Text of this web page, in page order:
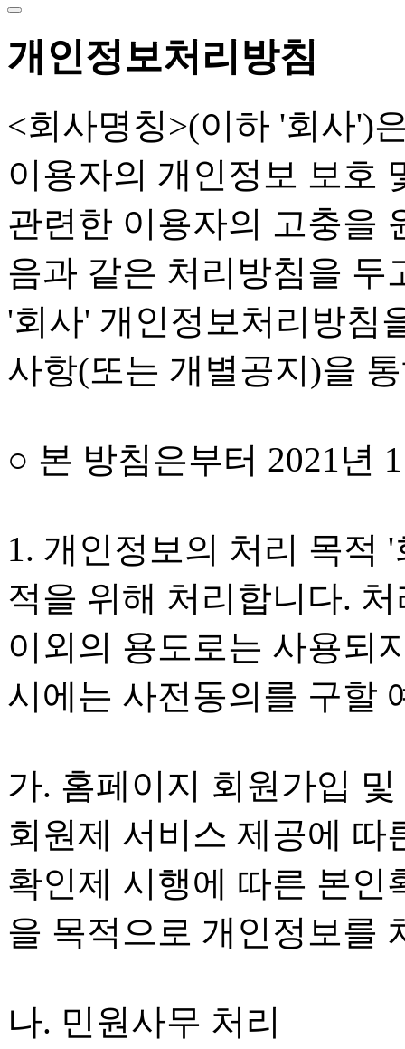
개인정보처리방침
<회사명칭>(이하 '회사')
이용자의 개인정보 보호
관련한 이용자의 고충을
음과 같은 처리방침을 두
'회사' 개인정보처리방침
사항(또는 개별공지)을
○ 본 방침은부터 2021년
1. 개인정보의 처리 목적
적을 위해 처리합니다.
이외의 용도로는 사용되
시에는 사전동의를 구할
가. 홈페이지 회원가입
회원제 서비스 제공에 따
확인제 시행에 따른 본인
을 목적으로 개인정보를
나. 민원사무 처리